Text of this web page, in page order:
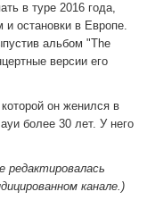
в туре 2016 года,
остановки в Европе.
альбом "The
версии его
он женился в
более 30 лет. У него
редактировалась
канале.)